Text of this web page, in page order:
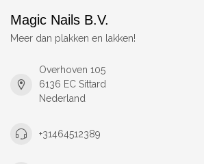
Magic Nails B.V.
Meer dan plakken en lakken!
Overhoven 105
6136 EC Sittard
Nederland
+31464512389